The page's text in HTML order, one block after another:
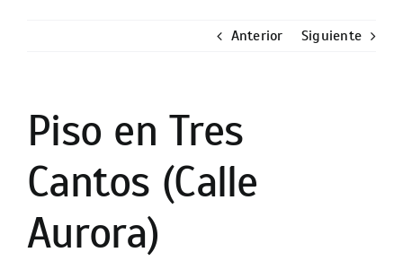
Servicios
Anterior Siguiente
Ver
imagen
más
grande
Piso en Tres
Cantos (Calle
Aurora)